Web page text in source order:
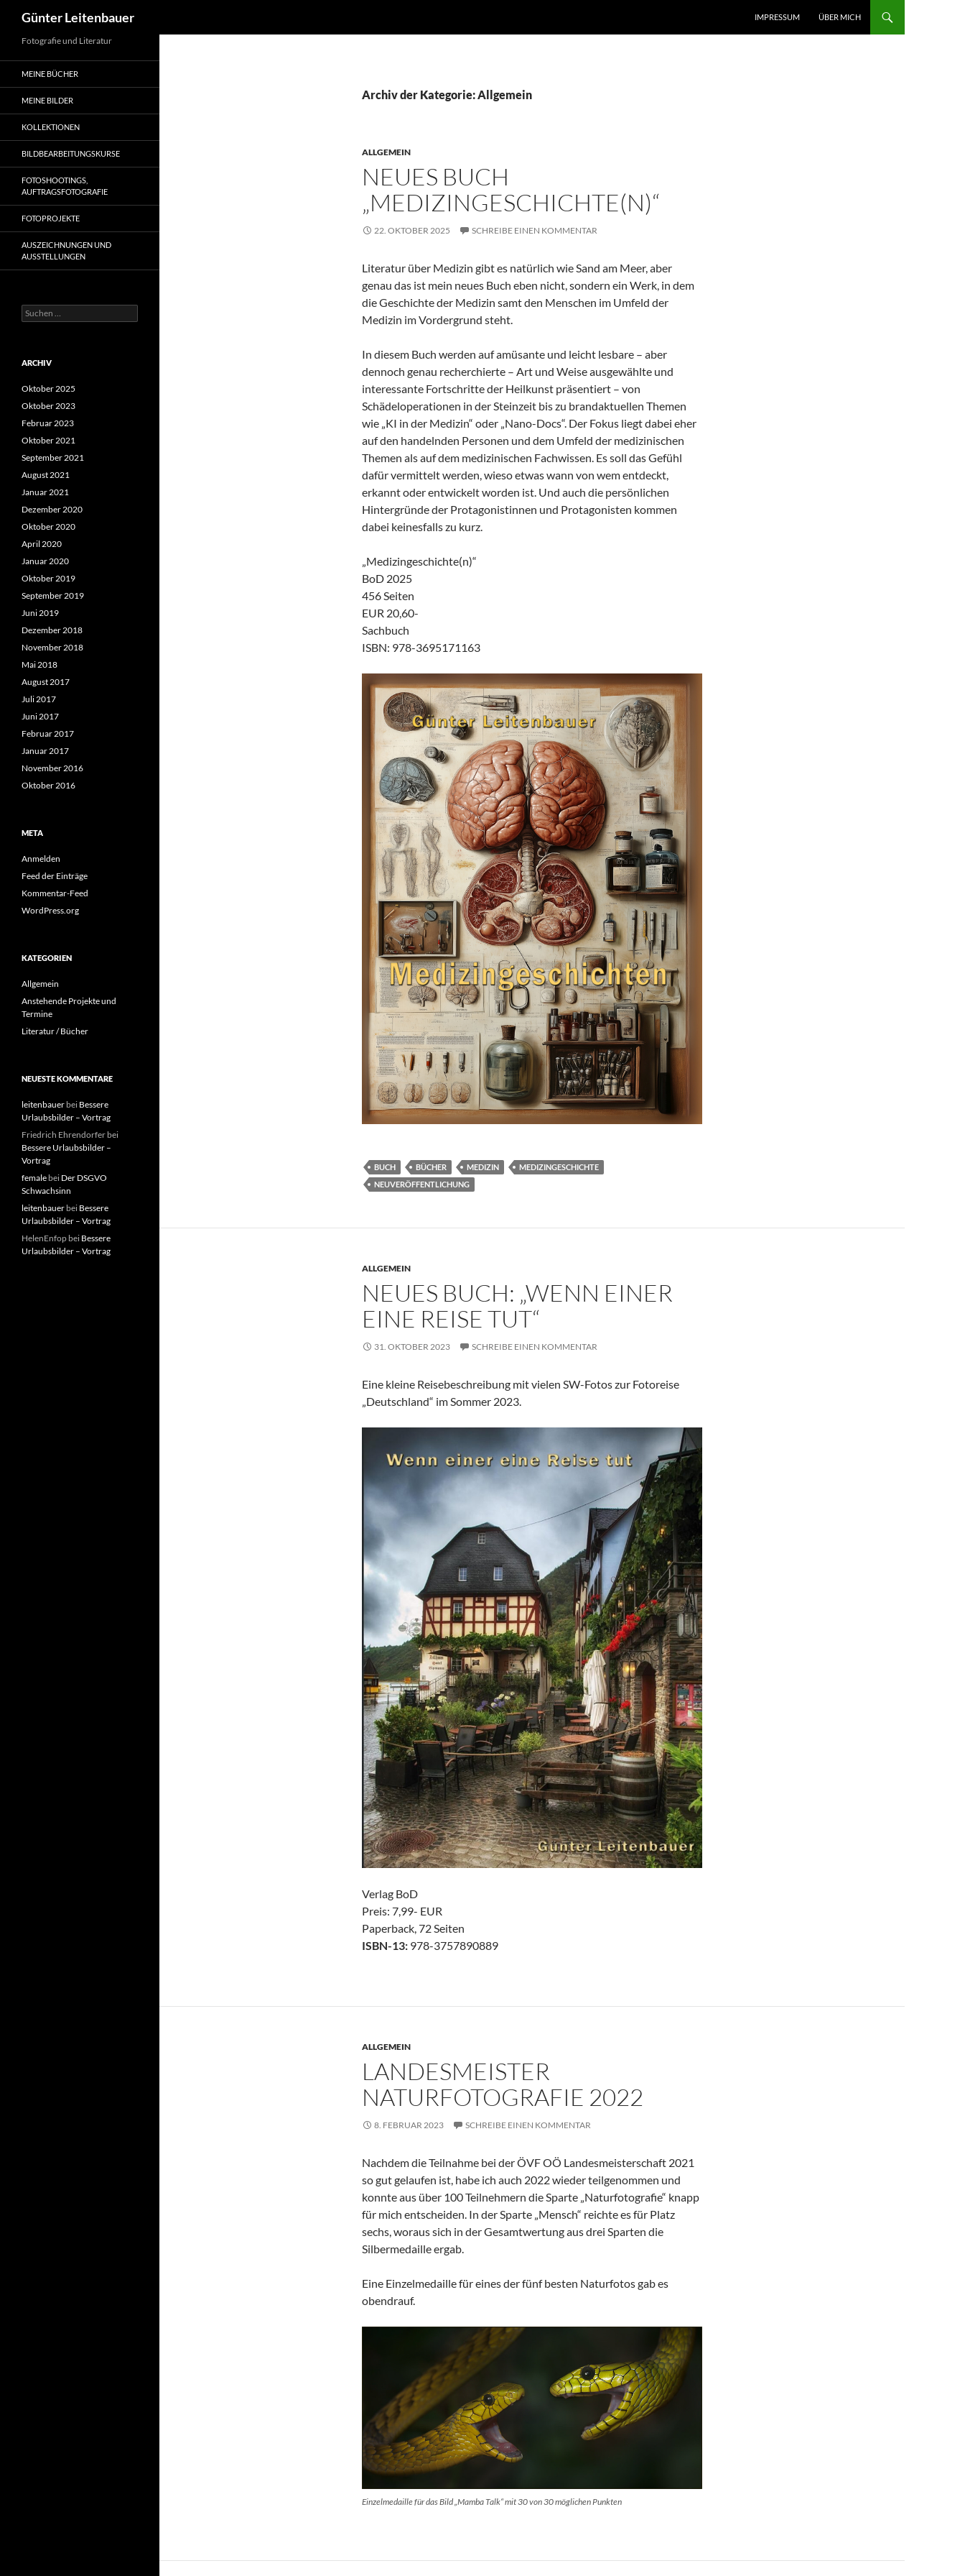
Inhalt
springen
Günter Leitenbauer IMPRESSUM ÜBER MICH
Archiv der Kategorie: Allgemein
ALLGEMEIN
NEUES BUCH
„MEDIZINGESCHICHTE(N)“
22. OKTOBER 2025 SCHREIBE EINEN KOMMENTAR
Literatur über Medizin gibt es natürlich wie Sand am Meer, aber
genau das ist mein neues Buch eben nicht, sondern ein Werk, in dem
die Geschichte der Medizin samt den Menschen im Umfeld der
Medizin im Vordergrund steht.
In diesem Buch werden auf amüsante und leicht lesbare – aber
dennoch genau recherchierte – Art und Weise ausgewählte und
interessante Fortschritte der Heilkunst präsentiert – von
Schädeloperationen in der Steinzeit bis zu brandaktuellen Themen
wie „KI in der Medizin“ oder „Nano-Docs“. Der Fokus liegt dabei eher
auf den handelnden Personen und dem Umfeld der medizinischen
Themen als auf dem medizinischen Fachwissen. Es soll das Gefühl
dafür vermittelt werden, wieso etwas wann von wem entdeckt,
erkannt oder entwickelt worden ist. Und auch die persönlichen
Hintergründe der Protagonistinnen und Protagonisten kommen
dabei keinesfalls zu kurz.
„Medizingeschichte(n)“
BoD 2025
456 Seiten
EUR 20,60-
Sachbuch
ISBN: 978-3695171163
BUCH BÜCHER MEDIZIN
MEDIZINGESCHICHTE
NEUVERÖFFENTLICHUNG
ALLGEMEIN
NEUES BUCH: „WENN EINER
EINE REISE TUT“
31. OKTOBER 2023 SCHREIBE EINEN KOMMENTAR
Eine kleine Reisebeschreibung mit vielen SW-Fotos zur Fotoreise
„Deutschland“ im Sommer 2023.
Verlag BoD
Preis: 7,99- EUR
Paperback, 72 Seiten
ISBN-13: 978-3757890889
ALLGEMEIN
LANDESMEISTER
NATURFOTOGRAFIE 2022
8. FEBRUAR 2023 SCHREIBE EINEN KOMMENTAR
Nachdem die Teilnahme bei der ÖVF OÖ Landesmeisterschaft 2021
so gut gelaufen ist, habe ich auch 2022 wieder teilgenommen und
konnte aus über 100 Teilnehmern die Sparte „Naturfotografie“ knapp
für mich entscheiden. In der Sparte „Mensch“ reichte es für Platz
sechs, woraus sich in der Gesamtwertung aus drei Sparten die
Silbermedaille ergab.
Eine Einzelmedaille für eines der fünf besten Naturfotos gab es
obendrauf.
Einzelmedaille für das Bild „Mamba Talk“ mit 30 von 30 möglichen Punkten
Fotografie und Literatur
MEINE BÜCHER
MEINE BILDER
KOLLEKTIONEN
BILDBEARBEITUNGSKURSE
FOTOSHOOTINGS,
AUFTRAGSFOTOGRAFIE
FOTOPROJEKTE
AUSZEICHNUNGEN UND
AUSSTELLUNGEN
Suche
nach:
ARCHIV
Oktober 2025
Oktober 2023
Februar 2023
Oktober 2021
September 2021
August 2021
Januar 2021
Dezember 2020
Oktober 2020
April 2020
Januar 2020
Oktober 2019
September 2019
Juni 2019
Dezember 2018
November 2018
Mai 2018
August 2017
Juli 2017
Juni 2017
Februar 2017
Januar 2017
November 2016
Oktober 2016
META
Anmelden
Feed der Einträge
Kommentar-Feed
WordPress.org
KATEGORIEN
Allgemein
Anstehende Projekte und
Termine
Literatur / Bücher
NEUESTE KOMMENTARE
leitenbauer bei Bessere
Urlaubsbilder – Vortrag
Friedrich Ehrendorfer bei
Bessere Urlaubsbilder –
Vortrag
female bei Der DSGVO
Schwachsinn
leitenbauer bei Bessere
Urlaubsbilder – Vortrag
HelenEnfop bei Bessere
Urlaubsbilder – Vortrag